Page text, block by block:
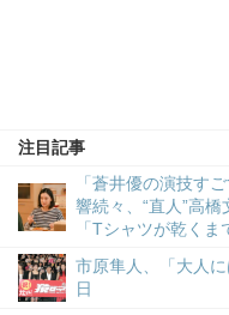
注目記事
「蒼井優の演技す
響続々、“直人”高
「Tシャツが乾くま
市原隼人、「大人
日